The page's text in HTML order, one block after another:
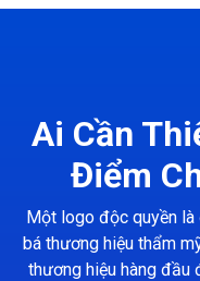
Ai Cần
Điểm
Một logo độc quyền là
bá thương hiệu thẩm
thương hiệu hàng đầu